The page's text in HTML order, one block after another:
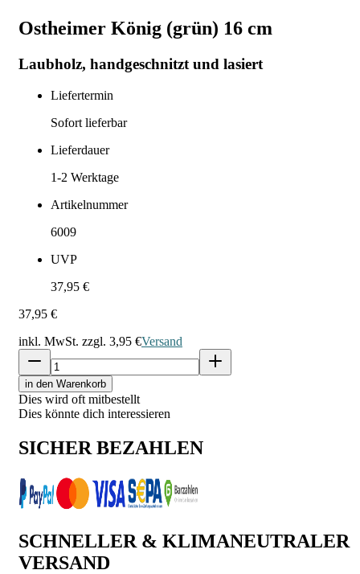
Ostheimer König (grün) 16 cm
Laubholz, handgeschnitzt und lasiert
Liefertermin
Sofort lieferbar
Lieferdauer
1-2 Werktage
Artikelnummer
6009
UVP
37,95 €
37,95 €
inkl. MwSt. zzgl. 3,95 €Versand
in den Warenkorb
Dies wird oft mitbestellt
Dies könnte dich interessieren
SICHER BEZAHLEN
SCHNELLER & KLIMANEUTRALER
VERSAND